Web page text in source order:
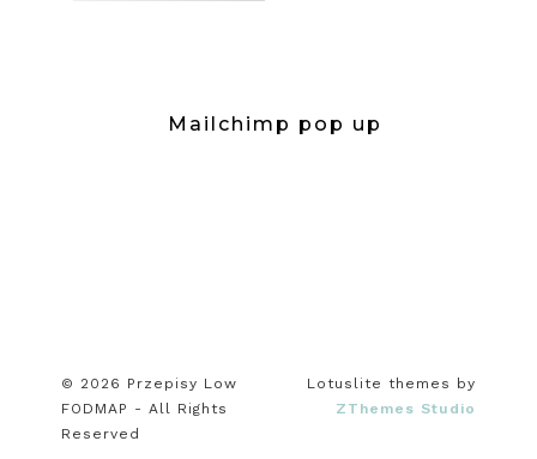
Mailchimp pop up
© 2026 Przepisy Low
FODMAP - All Rights
Reserved
Lotuslite themes by
ZThemes Studio